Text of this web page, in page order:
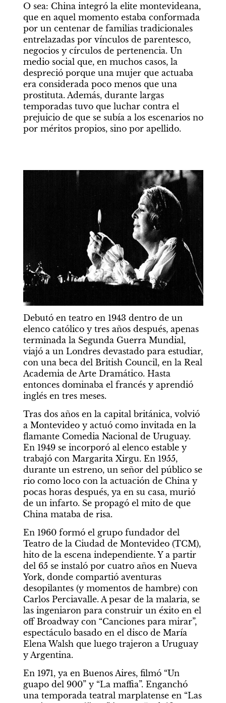
O sea: China integró la elite montevideana,
que en aquel momento estaba conformada
por un centenar de familias tradicionales
entrelazadas por vínculos de parentesco,
negocios y círculos de pertenencia. Un
medio social que, en muchos casos, la
despreció porque una mujer que actuaba
era considerada poco menos que una
prostituta. Además, durante largas
temporadas tuvo que luchar contra el
prejuicio de que se subía a los escenarios no
por méritos propios, sino por apellido.
Debutó en teatro en 1943 dentro de un
elenco católico y tres años después, apenas
terminada la Segunda Guerra Mundial,
viajó a un Londres devastado para estudiar,
con una beca del British Council, en la Real
Academia de Arte Dramático. Hasta
entonces dominaba el francés y aprendió
inglés en tres meses.
Tras dos años en la capital británica, volvió
a Montevideo y actuó como invitada en la
flamante Comedia Nacional de Uruguay.
En 1949 se incorporó al elenco estable y
trabajó con Margarita Xirgu. En 1955,
durante un estreno, un señor del público se
rio como loco con la actuación de China y
pocas horas después, ya en su casa, murió
de un infarto. Se propagó el mito de que
China mataba de risa.
En 1960 formó el grupo fundador del
Teatro de la Ciudad de Montevideo (TCM),
hito de la escena independiente. Y a partir
del 65 se instaló por cuatro años en Nueva
York, donde compartió aventuras
desopilantes (y momentos de hambre) con
Carlos Perciavalle. A pesar de la malaria, se
las ingeniaron para construir un éxito en el
off Broadway con “Canciones para mirar”,
espectáculo basado en el disco de María
Elena Walsh que luego trajeron a Uruguay
y Argentina.
En 1971, ya en Buenos Aires, filmó “Un
guapo del 900” y “La maffia”. Enganchó
una temporada teatral marplatense en “Las